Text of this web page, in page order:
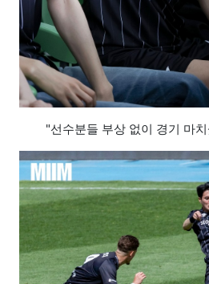
"선수분들 부상 없이 경기 마